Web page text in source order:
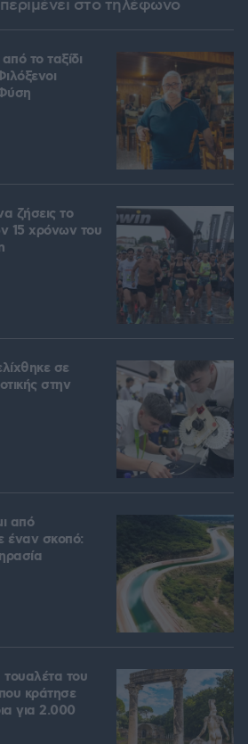
στο τηλέφωνο
το ταξίδι
ζήσεις το
15 χρόνων του
σε
στην
από
έναν σκοπό:
του
κράτησε
για 2.000